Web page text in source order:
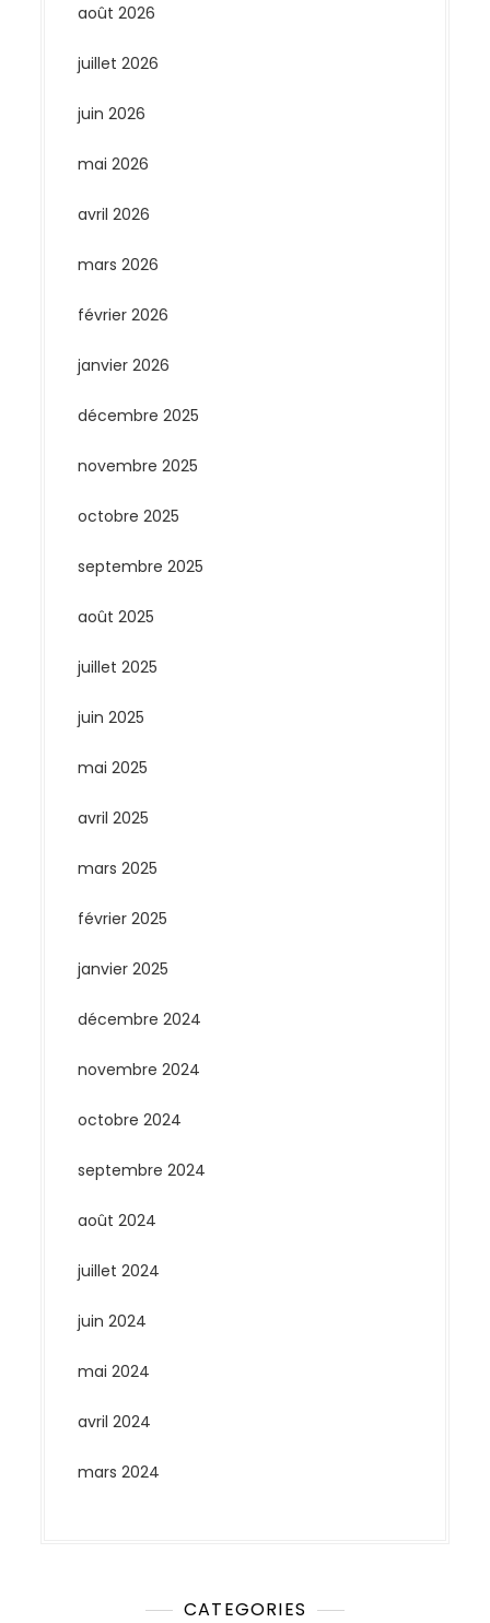
août 2026
juillet 2026
juin 2026
mai 2026
avril 2026
mars 2026
février 2026
janvier 2026
décembre 2025
novembre 2025
octobre 2025
septembre 2025
août 2025
juillet 2025
juin 2025
mai 2025
avril 2025
mars 2025
février 2025
janvier 2025
décembre 2024
novembre 2024
octobre 2024
septembre 2024
août 2024
juillet 2024
juin 2024
mai 2024
avril 2024
mars 2024
CATEGORIES